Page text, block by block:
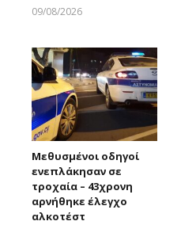
09/08/2026
Μεθυσμένοι οδηγοί
ενεπλάκησαν σε
τροχαία – 43χρονη
αρνήθηκε έλεγχο
αλκοτέστ